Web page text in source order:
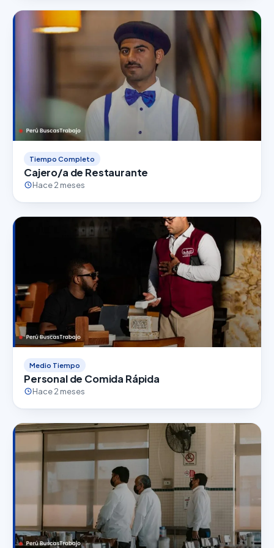
Tiempo Completo
Cajero/a de Restaurante
Hace 2 meses
Medio Tiempo
Personal de Comida Rápida
Hace 2 meses